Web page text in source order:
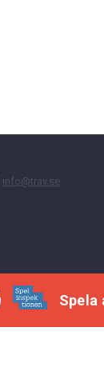
info@trav.se
Spela